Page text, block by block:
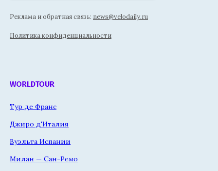
Реклама и обратная связь: news@velodaily.ru
Политика конфиденциальности
WORLDTOUR
Тур де Франс
Джиро д'Италия
Вуэльта Испании
Милан — Сан-Ремо